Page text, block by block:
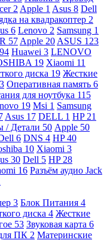
2 Apple 1 Asus 8 Dell
на квадракоптер 2
6 Lenovo 2 Samsung 1
57 Apple 20 ASUS 123
94 Huawei 3 LENOVO
19 Xiaomi 11
диска 19 Жесткие
Оперативная память 6
для ноутбука 115
19 Msi 1 Samsung
Asus 17 DELL 1 HP 21
Детали 50 Apple 50
6 DNS 4 HP40
10 Xiaomi 3
30 Dell 5 HP 28
16 Разъём аудио Jack
3 Блок Питания 4
диска 4 Жесткие
53 Звуковая карта 6
ПК 2 Материнские